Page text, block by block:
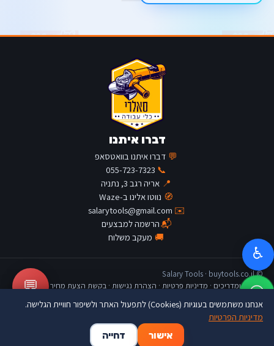
דברו איתנו
💬 דברו איתנו בוואטסאפ
📞
055-723-7323
📍 אריה רגב 3, נתניה
🧭 נווטו אלינו ב-Waze
✉️
salarytools@gmail.com
📬הרשמה למבצעים
🚚 מעקב משלוח
© Salary Tools · buytools.co.il
כתבות ומדריכים · מדיניות פרטיות · הצהרת נגישות · בקשת הצעת מחיר 💬
♿
🛒
אנחנו משתמשים בעוגיות (Cookies) לתפעול האתר ולשיפור חוויית הגלישה.
מדיניות הפרטיות
אישור
דחייה